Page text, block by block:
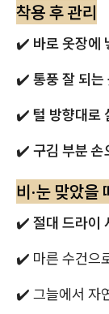
착용 후 관리
✔️ 바로 옷장에
✔️ 통풍 잘 되
✔️ 털 방향대로
✔️ 구김 부분 손
비·눈 맞았을
✔️ 절대 드라이
✔️ 마른 수건으
✔️ 그늘에서 자